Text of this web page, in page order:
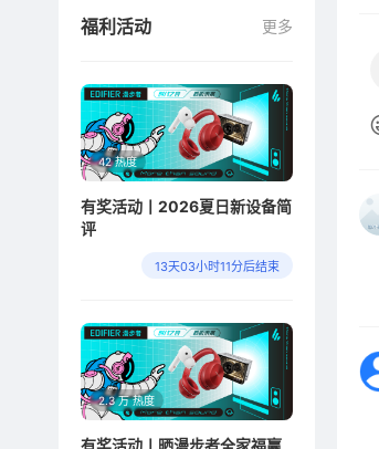
8 mr3bteq
10 g3max
福利活动 更多
42 热度
有奖活动丨2026夏日新设备简
评
13天03小时11分后结束
2.3 万 热度
有奖活动丨晒漫步者全家福赢